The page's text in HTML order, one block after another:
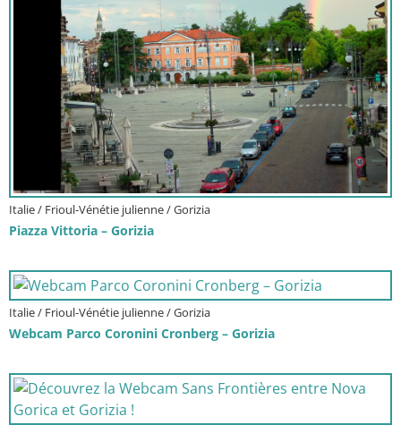
Italie / Frioul-Vénétie julienne / Gorizia
Piazza Vittoria – Gorizia
Italie / Frioul-Vénétie julienne / Gorizia
Webcam Parco Coronini Cronberg – Gorizia